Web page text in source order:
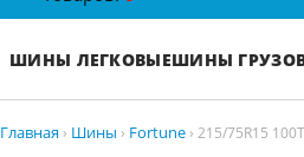
ШИНЫ ЛЕГКОВЫЕШИНЫ
Главная › Шины › Fortune › 215/75R15